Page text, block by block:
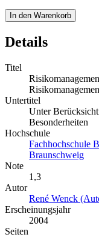
In den Warenkorb
Details
Titel
Untertitel
Unter
Besonderheiten
Hochschule
Fachhochschule
Braunschweig
Note
1,3
Autor
René Wenck
Erscheinungsjahr
2004
Seiten